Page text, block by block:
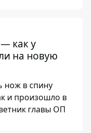
— как у
на новую
нож в спину
и произошло в
главы ОП